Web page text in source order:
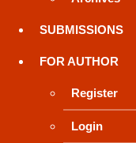
SUBMISSIONS
FOR AUTHOR
Register
Login